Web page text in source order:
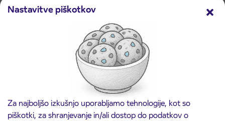
Nastavitve piškotkov
Za najboljšo izkušnjo uporabljamo tehnologije, kot so
piškotki, za shranjevanje in/ali dostop do podatkov o
3. 8. 2026
Obvestilo o popolni zapori ceste